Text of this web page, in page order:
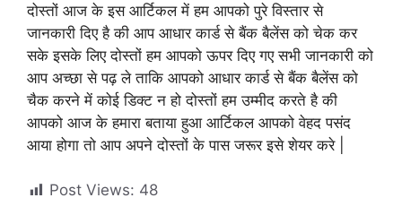
दोस्तों आज के इस आर्टिकल में हम आपको पुरे विस्तार से
जानकारी दिए है की आप आधार कार्ड से बैंक बैलेंस को चेक कर
सके इसके लिए दोस्तों हम आपको ऊपर दिए गए सभी जानकारी को
आप अच्छा से पढ़ ले ताकि आपको आधार कार्ड से बैंक बैलेंस को
चैक करने में कोई डिक्ट न हो दोस्तों हम उम्मीद करते है की
आपको आज के हमारा बताया हुआ आर्टिकल आपको वेहद पसंद
आया होगा तो आप अपने दोस्तों के पास जरूर इसे शेयर करे |
Post Views: 48